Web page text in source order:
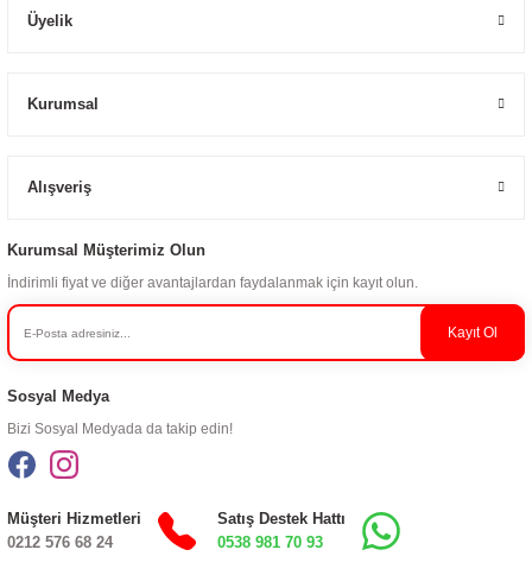
Üyelik
Kurumsal
Alışveriş
Kurumsal Müşterimiz Olun
İndirimli fiyat ve diğer avantajlardan faydalanmak için kayıt olun.
Kayıt Ol
Sosyal Medya
Bizi Sosyal Medyada da takip edin!
Müşteri Hizmetleri
0212 576 68 24
Satış Destek Hattı
0538 981 70 93